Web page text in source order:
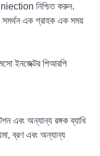
নিশ্চিত করুন.
সমর্থন এক গ্রাহক এক সময়
ইনজেক্টর পিআরপি
এবং অন্যান্য রঙ্গক ব্যাধি
ব্রণ এবং অন্যান্য